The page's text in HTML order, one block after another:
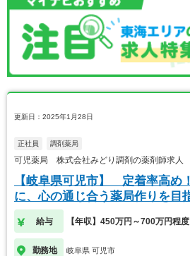
更新日：2025年1月28日
正社員 調剤薬局
可児薬局 株式会社みどり調剤の薬剤師求人
【岐阜県可児市】 定着率高め
に、心の通じ合う薬局作りを目
給与 【年収】450万円～700万円程
勤務地 岐阜県 可児市